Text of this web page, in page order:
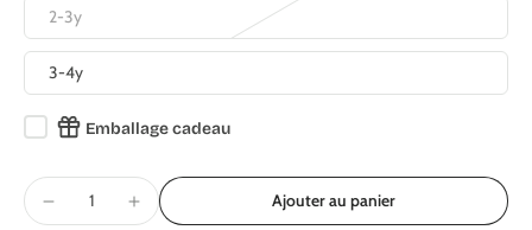
2-3y
3-4y
Emballage cadeau
Ajouter au panier